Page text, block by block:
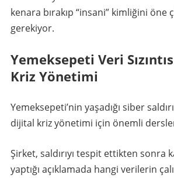
kenara bırakıp “insani” kimliğini öne
gerekiyor.
Yemeksepeti Veri
Kriz Yönetimi
Yemeksepeti’nin yaşadığı siber saldırı
dijital kriz yönetimi için önemli
Şirket, saldırıyı tespit ettikten sonra
yaptığı açıklamada hangi verilerin